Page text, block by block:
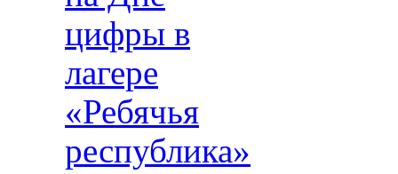
цифры в
лагере
«Ребячья
республика»